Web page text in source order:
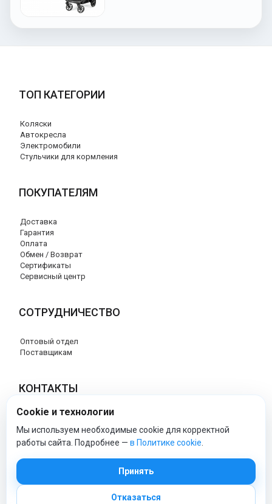
ТОП КАТЕГОРИИ
Коляски
Автокресла
Электромобили
Стульчики для кормления
ПОКУПАТЕЛЯМ
Доставка
Гарантия
Оплата
Обмен / Возврат
Сертификаты
Сервисный центр
СОТРУДНИЧЕСТВО
Оптовый отдел
Поставщикам
КОНТАКТЫ
8 (800) 707-17-56
info@peg-perego-market.ru
Cookie и технологии
Мы используем необходимые cookie для корректной
работы сайта. Подробнее — в Политике cookie
Принять
Отказаться